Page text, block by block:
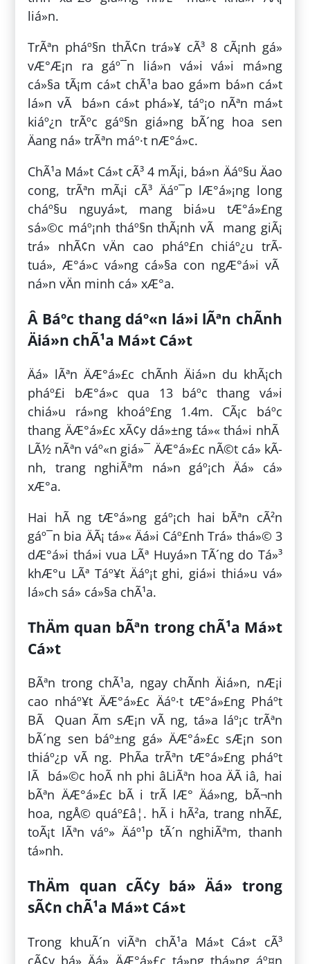
liá»n.
TrÃªn pháº§n thÃ¢n trá»¥ cÃ³ 8 cÃ¡nh gá»
vÆ°Æ¡n ra gáº¯n liá»n vá»i vá»i má»ng
cá»§a tÃ¡m cá»t chÃ¹a bao gá»m bá»n cá»t
lá»n vÃ bá»n cá»t phá»¥, táº¡o nÃªn má»t
kiáº¿n trÃºc gáº§n giá»ng bÃ´ng hoa sen
Äang ná» trÃªn máº·t nÆ°á»c.
ChÃ¹a Má»t Cá»t cÃ³ 4 mÃ¡i, bá»n Äáº§u Äao
cong, trÃªn mÃ¡i cÃ³ Äáº¯p lÆ°á»¡ng long
cháº§u nguyá»t, mang biá»u tÆ°á»£ng
sá»©c máº¡nh tháº§n thÃ¡nh vÃ mang giÃ¡
trá» nhÃ¢n vÄn cao pháº£n chiáº¿u trÃ­
tuá», Æ°á»c vá»ng cá»§a con ngÆ°á»i vÃ
ná»n vÄn minh cá» xÆ°a.
Â Báº­c thang dáº«n lá»i lÃªn chÃ­nh
Äiá»n chÃ¹a Má»t Cá»t
Äá» lÃªn ÄÆ°á»£c chÃ­nh Äiá»n du khÃ¡ch
pháº£i bÆ°á»c qua 13 báº­c thang vá»i
chiá»u rá»ng khoáº£ng 1.4m. CÃ¡c báº­c
thang ÄÆ°á»£c xÃ¢y dá»±ng tá»« thá»i nhÃ
LÃ½ nÃªn váº«n giá»¯ ÄÆ°á»£c nÃ©t cá» kÃ­
nh, trang nghiÃªm ná»n gáº¡ch Äá» cá»
xÆ°a.
Hai hÃ ng tÆ°á»ng gáº¡ch hai bÃªn cÃ²n
gáº¯n bia ÄÃ¡ tá»« Äá»i Cáº£nh Trá» thá»© 3
dÆ°á»i thá»i vua LÃª Huyá»n TÃ´ng do Tá»³
khÆ°u LÃª Táº¥t Äáº¡t ghi, giá»i thiá»u vá»
lá»ch sá»­ cá»§a chÃ¹a.
ThÄm quan bÃªn trong chÃ¹a Má»t
Cá»t
BÃªn trong chÃ¹a, ngay chÃ­nh Äiá»n, nÆ¡i
cao nháº¥t ÄÆ°á»£c Äáº·t tÆ°á»£ng Pháº­t
BÃ Quan Ãm sÆ¡n vÃ ng, tá»a láº¡c trÃªn
bÃ´ng sen báº±ng gá» ÄÆ°á»£c sÆ¡n son
thiáº¿p vÃ ng. PhÃ­a trÃªn tÆ°á»£ng pháº­t
lÃ bá»©c hoÃ nh phi âLiÃªn hoa ÄÃ iâ, hai
bÃªn ÄÆ°á»£c bÃ i trÃ­ lÆ° Äá»ng, bÃ¬nh
hoa, ngÅ© quáº£â¦. hÃ i hÃ²a, trang nhÃ£,
toÃ¡t lÃªn váº» Äáº¹p tÃ´n nghiÃªm, thanh
tá»nh.
ThÄm quan cÃ¢y bá» Äá» trong
sÃ¢n chÃ¹a Má»t Cá»t
Trong khuÃ´n viÃªn chÃ¹a Má»t Cá»t cÃ³
cÃ¢y bá» Äá» ÄÆ°á»£c tá»ng thá»ng áº¤n